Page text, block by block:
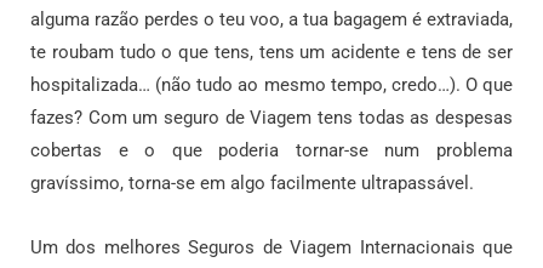
alguma razão perdes o teu voo, a tua bagagem é extraviada,
te roubam tudo o que tens, tens um acidente e tens de ser
hospitalizada… (não tudo ao mesmo tempo, credo…). O que
fazes? Com um seguro de Viagem tens todas as despesas
cobertas e o que poderia tornar-se num problema
gravíssimo, torna-se em algo facilmente ultrapassável.
Um dos melhores Seguros de Viagem Internacionais que